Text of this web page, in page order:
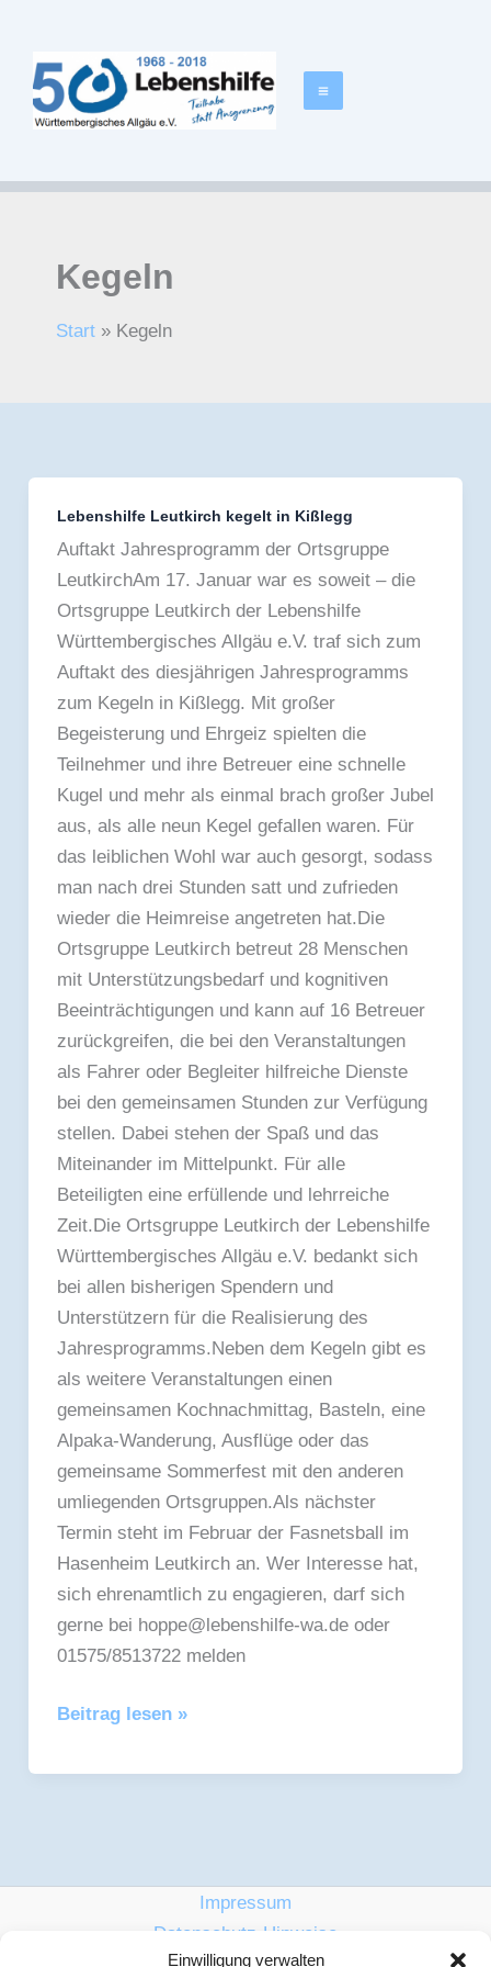
Einwilligung verwalten
springen
Kegeln
Start Kegeln
Lebenshilfe Leutkirch kegelt in Kißlegg
Auftakt Jahresprogramm der Ortsgruppe
LeutkirchAm 17. Januar war es soweit – die
Ortsgruppe Leutkirch der Lebenshilfe
Württembergisches Allgäu e.V. traf sich zum
Auftakt des diesjährigen Jahresprogramms
zum Kegeln in Kißlegg. Mit großer
Begeisterung und Ehrgeiz spielten die
Teilnehmer und ihre Betreuer eine schnelle
Kugel und mehr als einmal brach großer Jubel
aus, als alle neun Kegel gefallen waren. Für
das leiblichen Wohl war auch gesorgt, sodass
man nach drei Stunden satt und zufrieden
wieder die Heimreise angetreten hat.Die
Ortsgruppe Leutkirch betreut 28 Menschen
mit Unterstützungsbedarf und kognitiven
Beeinträchtigungen und kann auf 16 Betreuer
zurückgreifen, die bei den Veranstaltungen
als Fahrer oder Begleiter hilfreiche Dienste
bei den gemeinsamen Stunden zur Verfügung
stellen. Dabei stehen der Spaß und das
Miteinander im Mittelpunkt. Für alle
Beteiligten eine erfüllende und lehrreiche
Zeit.Die Ortsgruppe Leutkirch der Lebenshilfe
Württembergisches Allgäu e.V. bedankt sich
bei allen bisherigen Spendern und
Unterstützern für die Realisierung des
Jahresprogramms.Neben dem Kegeln gibt es
als weitere Veranstaltungen einen
gemeinsamen Kochnachmittag, Basteln, eine
Alpaka-Wanderung, Ausflüge oder das
gemeinsame Sommerfest mit den anderen
umliegenden Ortsgruppen.Als nächster
Termin steht im Februar der Fasnetsball im
Hasenheim Leutkirch an. Wer Interesse hat,
sich ehrenamtlich zu engagieren, darf sich
gerne bei hoppe@lebenshilfe-wa.de oder
01575/8513722 melden
Lebenshilfe
Leutkirch
kegelt
in
Kißlegg
Beitrag lesen »
Impressum
Datenschutz-Hinweise